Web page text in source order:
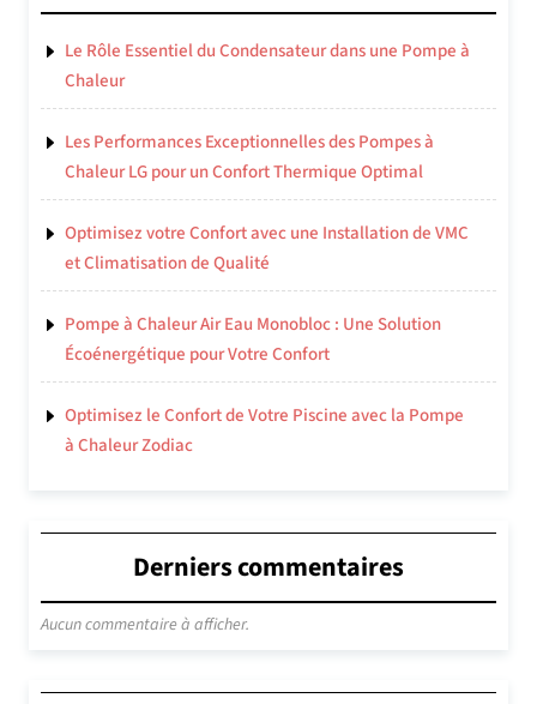
Le Rôle Essentiel du Condensateur dans une Pompe à
Chaleur
Les Performances Exceptionnelles des Pompes à
Chaleur LG pour un Confort Thermique Optimal
Optimisez votre Confort avec une Installation de VMC
et Climatisation de Qualité
Pompe à Chaleur Air Eau Monobloc : Une Solution
Écoénergétique pour Votre Confort
Optimisez le Confort de Votre Piscine avec la Pompe
à Chaleur Zodiac
Derniers commentaires
Aucun commentaire à afficher.